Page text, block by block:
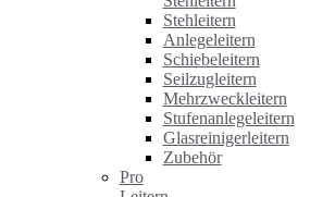
Stehleitern
Anlegeleitern
Schiebeleitern
Seilzugleitern
Mehrzweckleitern
Stufenanlegeleitern
Glasreinigerleitern
Zubehör
Pro